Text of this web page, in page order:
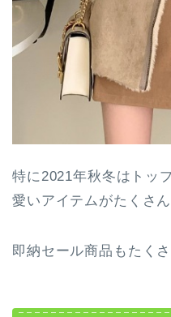
特に2021年秋冬はトッ
愛いアイテムがたくさ
即納セール商品もたく